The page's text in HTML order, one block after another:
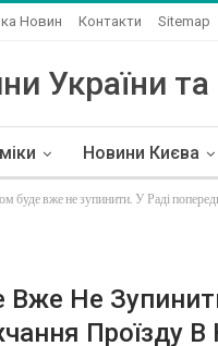
Новин Контакти Sitemap
України та
Новини Києва
буде вже не зупинити. У Раді
Вже Не
Проїзду В